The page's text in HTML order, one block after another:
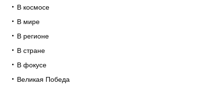
В космосе
В мире
В регионе
В стране
В фокусе
Великая Победа